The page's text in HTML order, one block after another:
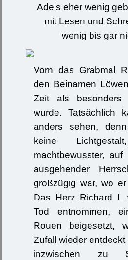
Adels eher wenig
mit Lesen und
wenig bis gar
Vorn das Grabmal
den Beinamen
Zeit als besonders
wurde. Tatsächlich
anders sehen,
keine
machtbewusster,
ausgehender
großzügig war, wo
Das Herz Richard I.
Tod entnommen,
Rouen beigesetzt,
Zufall wieder
inzwischen zu